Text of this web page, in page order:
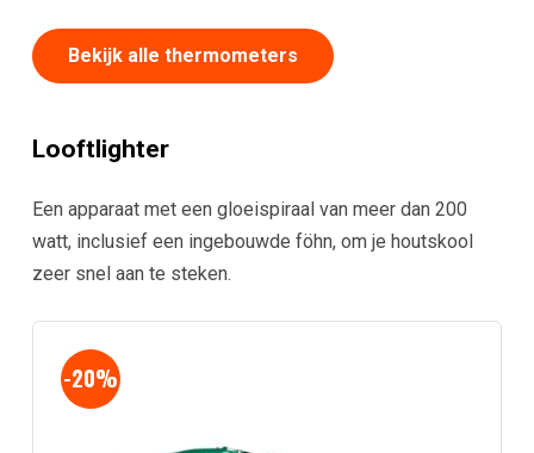
Bekijk alle thermometers
Looftlighter
Een apparaat met een gloeispiraal van meer dan 200
watt, inclusief een ingebouwde föhn, om je houtskool
zeer snel aan te steken.
-20%